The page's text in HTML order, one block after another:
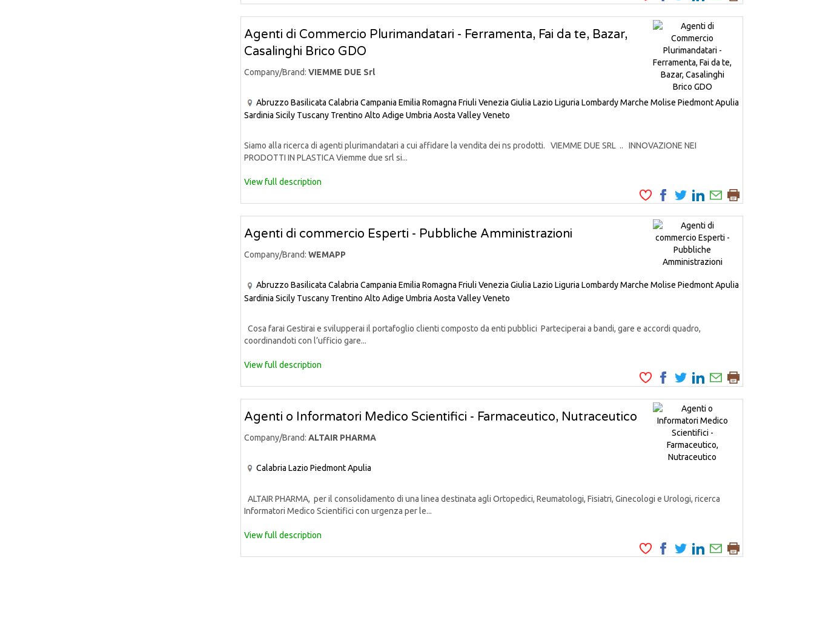
Agenti di Commercio Plurimandatari - Ferramenta, Fai da te, Bazar,
Casalinghi Brico GDO
Company/Brand: VIEMME DUE Srl
Abruzzo Basilicata Calabria Campania Emilia Romagna Friuli Venezia Giulia Lazio Liguria LombardyMarche Molise PiedmontApulia
Sardinia Sicily Tuscany Trentino Alto Adige Umbria Aosta ValleyVeneto
Siamo alla ricerca di agenti plurimandatari a cui affidare la vendita dei ns prodotti. VIEMME DUE SRL .. INNOVAZIONE NEI
PRODOTTI IN PLASTICA Viemme due srl si...
View full description
Agenti di commercio Esperti - Pubbliche Amministrazioni
Company/Brand: WEMAPP
Abruzzo Basilicata Calabria Campania Emilia Romagna Friuli Venezia Giulia Lazio Liguria LombardyMarche Molise PiedmontApulia
Sardinia Sicily Tuscany Trentino Alto Adige Umbria Aosta ValleyVeneto
Cosa farai Gestirai e svilupperai il portafoglio clienti composto da enti pubblici Parteciperai a bandi, gare e accordi quadro,
coordinandoti con l’ufficio gare...
View full description
Agenti o Informatori Medico Scientifici - Farmaceutico, Nutraceutico
Company/Brand: ALTAIR PHARMA
Calabria Lazio PiedmontApulia
ALTAIR PHARMA, per il consolidamento di una linea destinata agli Ortopedici, Reumatologi, Fisiatri, Ginecologi e Urologi, ricerca
Informatori Medico Scientifici con urgenza per le...
View full description